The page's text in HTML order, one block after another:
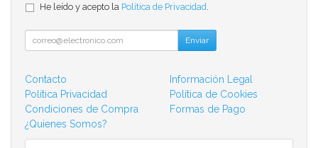
He leído y acepto la Política de Privacidad
Enviar
Contacto
Información Legal
Política Privacidad
Política de Cookies
Condiciones de Compra
Formas de Pago
¿Quienes Somos?